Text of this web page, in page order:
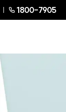
1800-7905